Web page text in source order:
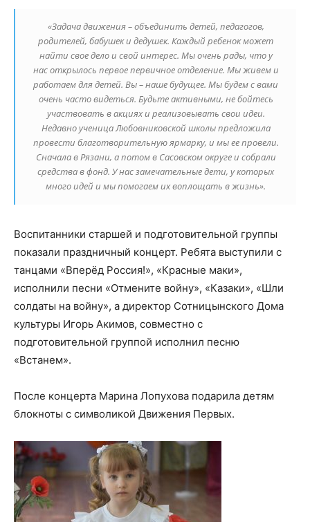
«Задача движения – объединить детей, педагогов,
родителей, бабушек и дедушек. Каждый ребенок может
найти свое дело и свой интерес. Мы очень рады, что у
нас открылось первое первичное отделение. Мы живем и
работаем для детей. Вы – наше будущее. Мы будем с вами
очень часто видеться. Будьте активными, не бойтесь
участвовать в акциях и реализовывать свои идеи.
Недавно ученица Любовниковской школы предложила
провести благотворительную ярмарку, и мы ее провели.
Сначала в Рязани, а потом в Сасовском округе и собрали
средства в фонд. У нас замечательные дети, у которых
много идей и мы помогаем их воплощать в жизнь».
Воспитанники старшей и подготовительной группы
показали праздничный концерт. Ребята выступили с
танцами «Вперёд Россия!», «Красные маки»,
исполнили песни «Отмените войну», «Казаки», «Шли
солдаты на войну», а директор Сотницынского Дома
культуры Игорь Акимов, совместно с
подготовительной группой исполнил песню
«Встанем».
После концерта Марина Лопухова подарила детям
блокноты с символикой Движения Первых.